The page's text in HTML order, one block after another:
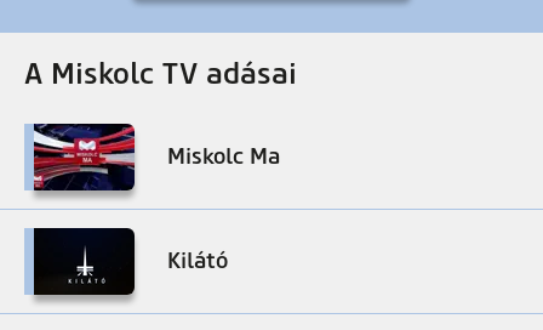
A Miskolc TV adásai
Miskolc Ma
Kilátó